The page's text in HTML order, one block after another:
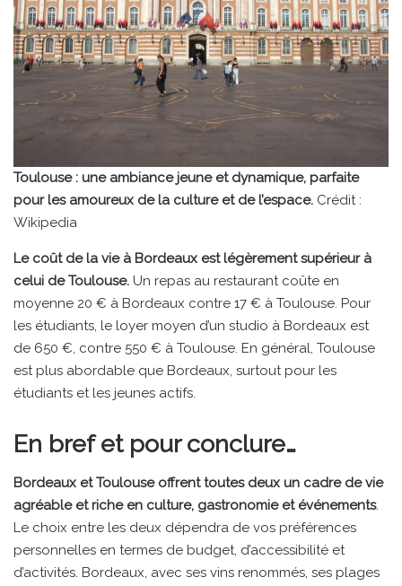
Toulouse : une ambiance jeune et dynamique, parfaite
pour les amoureux de la culture et de l’espace. Crédit :
Wikipedia
Le coût de la vie à Bordeaux est légèrement supérieur à
celui de Toulouse. Un repas au restaurant coûte en
moyenne 20 € à Bordeaux contre 17 € à Toulouse. Pour
les étudiants, le loyer moyen d’un studio à Bordeaux est
de 650 €, contre 550 € à Toulouse. En général, Toulouse
est plus abordable que Bordeaux, surtout pour les
étudiants et les jeunes actifs.
En bref et pour conclure…
Bordeaux et Toulouse offrent toutes deux un cadre de vie
agréable et riche en culture, gastronomie et événements.
Le choix entre les deux dépendra de vos préférences
personnelles en termes de budget, d’accessibilité et
d’activités. Bordeaux, avec ses vins renommés, ses plages